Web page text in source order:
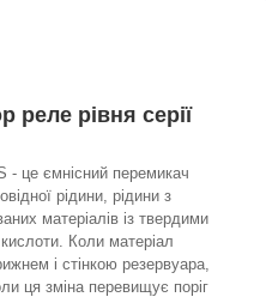
реле рівня серії
- це ємнісний перемикач
рідини, рідини з
матеріалів із твердими
Коли матеріал
і стінкою резервуара,
ця зміна перевищує поріг